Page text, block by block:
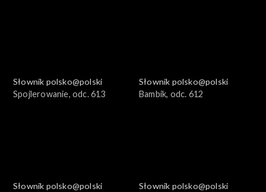
Słownik polsko@polski
Spojlerowanie, odc. 613
Słownik polsko@polski
Bambik, odc. 612
Słownik polsko@polski
Słownik polsko@polski